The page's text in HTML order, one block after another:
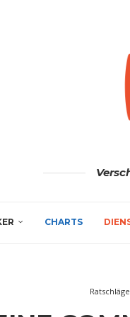
CHARTS